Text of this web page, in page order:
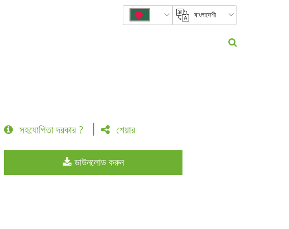
বাংলাদেশী
সহযোগিতা দরকার ? শেয়ার
ডাউনলোড করুন